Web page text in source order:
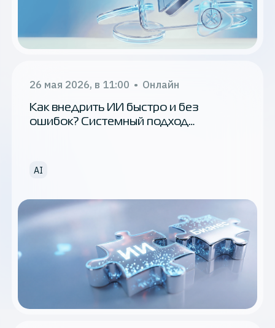
Linux
SRE
CI/CD
Локализация
Импортозамещение
WAF
Облачная инфраструктура
K2 Cloud Team
Применить
26 мая 2026, в 11:00 • Онлайн
Как внедрить ИИ быстро и без
ошибок? Системный подход
AI